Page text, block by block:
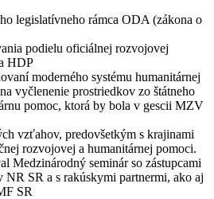
legislatívneho rámca ODA (zákona o
podielu oficiálnej rozvojovej
HDP
moderného systému humanitárnej
vyčlenenie prostriedkov zo štátneho
pomoc, ktorá by bola v gescii MZV
vzťahov, predovšetkým s krajinami
rozvojovej a humanitárnej pomoci.
Medzinárodný seminár so zástupcami
SR a s rakúskymi partnermi, ako aj
SR